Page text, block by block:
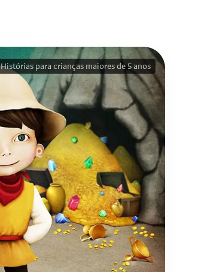
Histórias para crianças maiores de 5 anos